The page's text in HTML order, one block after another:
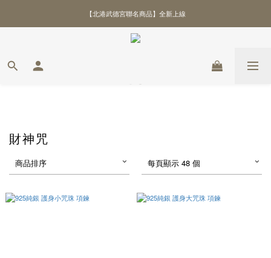
\ 全館優惠88折！滿額再贈好禮 /
【北港武德宮聯名商品】全新上線
\ 全館優惠88折！滿額再贈好禮 /
財神咒
商品排序 每頁顯示 48 個